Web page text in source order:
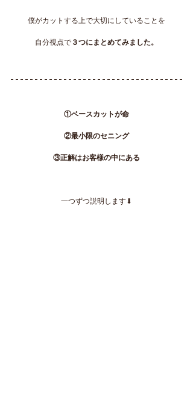
僕がカットする上で大切にしていることを
自分視点で ３つにまとめてみました。
①ベースカットが命
②最小限のセニング
③正解はお客様の中にある
一つずつ説明します⬇︎